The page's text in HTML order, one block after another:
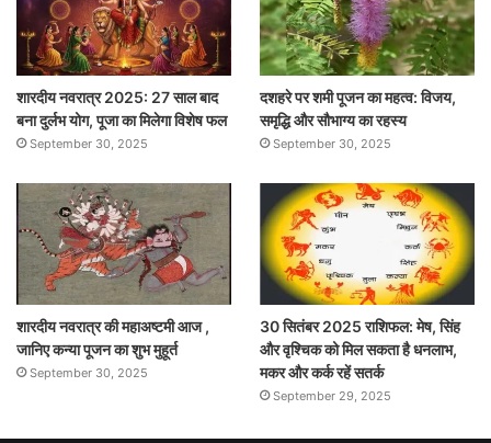
शारदीय नवरात्र 2025: 27 साल बाद
बना दुर्लभ योग, पूजा का मिलेगा विशेष फल
September 30, 2025
दशहरे पर शमी पूजन का महत्व: विजय,
समृद्धि और सौभाग्य का रहस्य
September 30, 2025
शारदीय नवरात्र की महाअष्टमी आज ,
जानिए कन्या पूजन का शुभ मुहूर्त
September 30, 2025
30 सितंबर 2025 राशिफल: मेष, सिंह
और वृश्चिक को मिल सकता है धनलाभ,
मकर और कर्क रहें सतर्क
September 29, 2025